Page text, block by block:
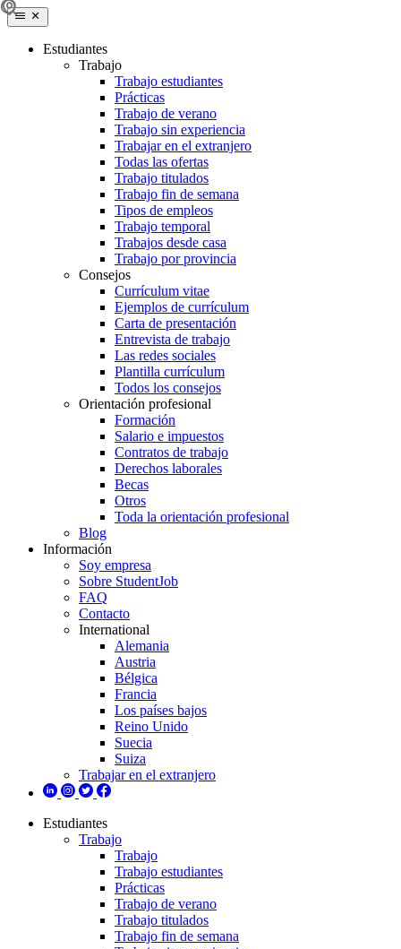
Estudiantes
Trabajo
Trabajo estudiantes
Prácticas
Trabajo de verano
Trabajo sin experiencia
Trabajar en el extranjero
Todas las ofertas
Trabajo titulados
Trabajo fin de semana
Tipos de empleos
Trabajo temporal
Trabajos desde casa
Trabajo por provincia
Consejos
Currículum vitae
Ejemplos de currículum
Carta de presentación
Entrevista de trabajo
Las redes sociales
Plantilla currículum
Todos los consejos
Orientación profesional
Formación
Salario e impuestos
Contratos de trabajo
Derechos laborales
Becas
Otros
Toda la orientación profesional
Blog
Información
Soy empresa
Sobre StudentJob
FAQ
Contacto
International
Alemania
Austria
Bélgica
Francia
Los países bajos
Reino Unido
Suecia
Suiza
Trabajar en el extranjero
Estudiantes
Trabajo
Trabajo
Trabajo estudiantes
Prácticas
Trabajo de verano
Trabajo titulados
Trabajo fin de semana